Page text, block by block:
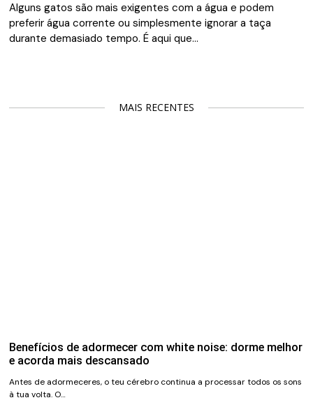
Alguns gatos são mais exigentes com a água e podem
preferir água corrente ou simplesmente ignorar a taça
durante demasiado tempo. É aqui que…
MAIS RECENTES
Benefícios de adormecer com white noise: dorme melhor
e acorda mais descansado
Antes de adormeceres, o teu cérebro continua a processar todos os sons
à tua volta. O…